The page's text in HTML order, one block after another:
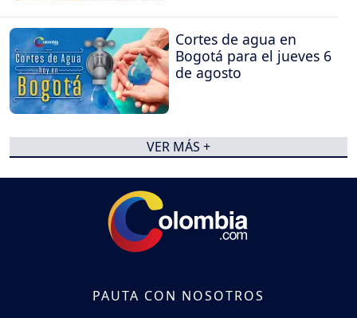
Cortes de agua en
Bogotá para el jueves 6
de agosto
VER MÁS +
PAUTA CON NOSOTROS